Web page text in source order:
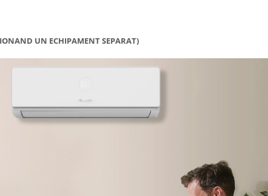
UN ECHIPAMENT SEPARAT)